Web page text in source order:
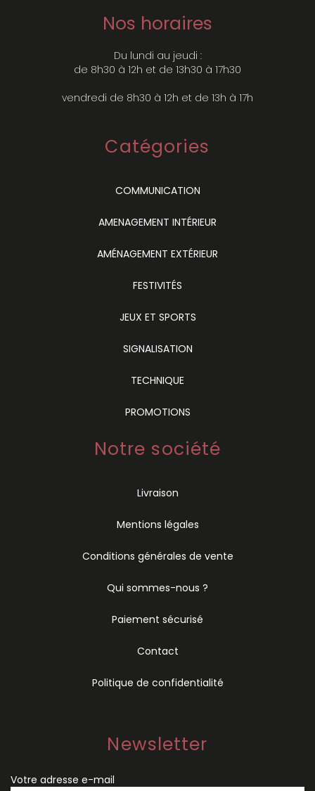
Nos horaires
Du lundi au jeudi :
de 8h30 à 12h et de 13h30 à 17h30
vendredi de 8h30 à 12h et de 13h à 17h
Catégories
COMMUNICATION
AMENAGEMENT INTÉRIEUR
AMÉNAGEMENT EXTÉRIEUR
FESTIVITÉS
JEUX ET SPORTS
SIGNALISATION
TECHNIQUE
PROMOTIONS
Notre société
Livraison
Mentions légales
Conditions générales de vente
Qui sommes-nous ?
Paiement sécurisé
Contact
Politique de confidentialité
Newsletter
Votre adresse e-mail